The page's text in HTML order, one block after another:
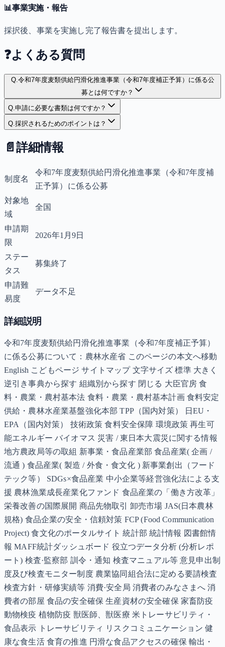
📊事業実施・報告
採択後、事業を実施し完了報告書を提出します。
❓よくある質問
Q.令和7年度麦類供給円滑化推進事業（令和7年度補正予算）に係る公
募とは何ですか？
Q.申請に必要な書類は何ですか？
Q.採択されるためのポイントは？
📄 詳細情報
制度名
令和7年度麦類供給円滑化推進事業（令和7年度補
正予算）に係る公募
対象地
域
全国
申請期
限
2026年1月9日
ステー
タス
募集終了
申請難
易度
データ不足
詳細説明
令和7年度麦類供給円滑化推進事業（令和7年度補正予算）
に係る公募について：農林水産省 このページの本文へ移動
English こどもページ サイトマップ 文字サイズ 標準 大きく
逆引き事典から探す 組織別から探す 閉じる 大臣官房 食
料・農業・農村基本法 食料・農業・農村基本計画 食料安定
供給・農林水産業基盤強化本部 TPP（国内対策） 日EU・
EPA（国内対策） 技術政策 食料安全保障 環境政策 再生可
能エネルギー バイオマス 災害 / 東日本大震災に関する情報
地方農政局等の取組 新事業・食品産業部 食品産業( 企画 /
流通 ) 食品産業( 製造 / 外食・食文化 ) 新事業創出（フード
テック等） SDGs×食品産業 中小企業等経営強化法による支
援 農林漁業成長産業化ファンド 食品産業の「働き方改革」
栄養改善の国際展開 商品先物取引 卸売市場 JAS(日本農林
規格) 食品企業の安全・信頼対策 FCP (Food Communication
Project) 食文化のポータルサイト 統計部 統計情報 図書館情
報 MAFF統計ダッシュボード 役立つデータ分析 (分析レポ
ート) 検査·監察部 訓令・通知 検査マニュアル等 意見申出制
度及び検査モニター制度 農業協同組合法に定める要請検査
検査方針・研修実績等 消費·安全局 消費者のみなさまへ 消
費者の部屋 食品の安全確保 生産資材の安全確保 家畜防疫
動物検疫 植物防疫 獣医師、獣医療 米トレーサビリティ・
食品表示 トレーサビリティ リスクコミュニケーション 健
康な食生活 食育の推進 円滑な食品アクセスの確保 輸出・